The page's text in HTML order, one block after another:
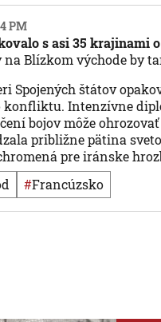
PM
s asi 35 krajinami
Blízkom východe by
Spojených štátov
konfliktu. Intenzívne
bojov môže
približne pätina
pre iránske
# Francúzsko